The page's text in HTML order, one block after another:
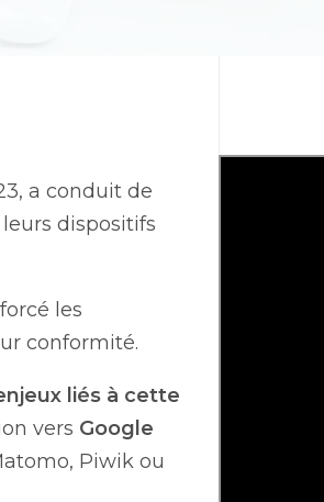
a conduit de
dispositifs
les
conformité.
liés à cette
vers Google
Piwik ou